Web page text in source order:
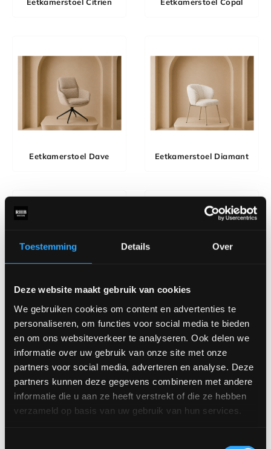
Toestemming Details Over
Deze website maakt gebruik van cookies
We gebruiken cookies om content en advertenties te
personaliseren, om functies voor social media te bieden
en om ons websiteverkeer te analyseren. Ook delen we
informatie over uw gebruik van onze site met onze
partners voor social media, adverteren en analyse. Deze
partners kunnen deze gegevens combineren met andere
informatie die u aan ze heeft verstrekt of die ze hebben
verzameld op basis van uw gebruik van hun services.
Eetkamerstoel Dave Eetkamerstoel Diamant
Eetkamerstoel Dox Eetkamerstoel Fenakiet